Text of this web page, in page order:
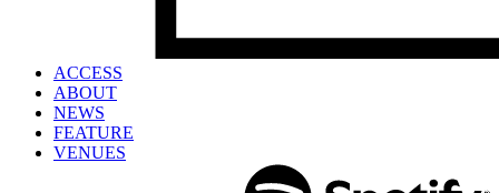
ACCESS
ABOUT
NEWS
FEATURE
VENUES